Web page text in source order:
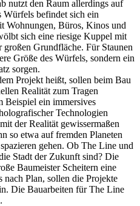
nutzt den Raum allerdings auf
Würfels befindet sich ein
Wohnungen, Büros, Kinos und
sich eine riesige Kuppel mit
Grundfläche. Für Staunen
Größe des Würfels, sondern ein
sorgen.
Projekt heißt, sollen beim Bau
Realität zum Tragen
Beispiel ein immersives
Technologien
der Realität gewissermaßen
so etwa auf fremden Planeten
gehen. Ob The Line und
Stadt der Zukunft sind? Die
Baumeister Scheitern eine
Plan, sollen die Projekte
Die Bauarbeiten für The Line